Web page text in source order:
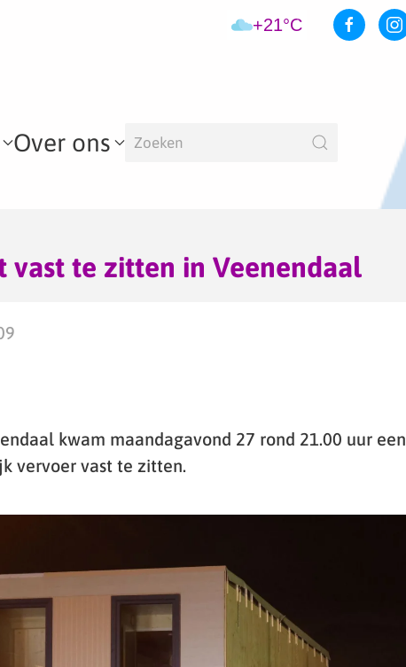
+21°C
Over ons
vast te zitten in Veenendaal
kwam maandagavond 27 rond 21.00 uur een
vervoer vast te zitten.